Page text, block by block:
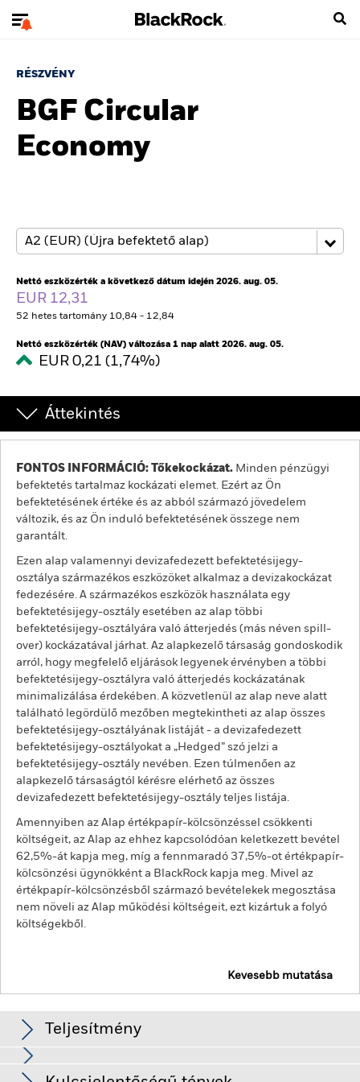
RÉSZVÉNY
BGF Circular
Economy
Nettó eszközérték a következő dátum idején 2026. aug. 05.
EUR 12,31
52 hetes tartomány 10,84 - 12,84
Nettó eszközérték (NAV) változása 1 nap alatt 2026. aug. 05.
EUR 0,21 (1,74%)
Áttekintés
FONTOS INFORMÁCIÓ: Tőkekockázat. Minden pénzügyi
befektetés tartalmaz kockázati elemet. Ezért az Ön
befektetésének értéke és az abból származó jövedelem
változik, és az Ön induló befektetésének összege nem
garantált.
Ezen alap valamennyi devizafedezett befektetésijegy-
osztálya származékos eszközöket alkalmaz a devizakockázat
fedezésére. A származékos eszközök használata egy
befektetésijegy-osztály esetében az alap többi
befektetésijegy-osztályára való átterjedés (más néven spill-
over) kockázatával járhat. Az alapkezelő társaság gondoskodik
arról, hogy megfelelő eljárások legyenek érvényben a többi
befektetésijegy-osztályra való átterjedés kockázatának
minimalizálása érdekében. A közvetlenül az alap neve alatt
található legördülő mezőben megtekintheti az alap összes
befektetésijegy-osztályának listáját - a devizafedezett
befektetésijegy-osztályokat a „Hedged” szó jelzi a
befektetésijegy-osztály nevében. Ezen túlmenően az
alapkezelő társaságtól kérésre elérhető az összes
devizafedezett befektetésijegy-osztály teljes listája.
Amennyiben az Alap értékpapír-kölcsönzéssel csökkenti
költségeit, az Alap az ehhez kapcsolódóan keletkezett bevétel
62,5%-át kapja meg, míg a fennmaradó 37,5%-ot értékpapír-
kölcsönzési ügynökként a BlackRock kapja meg. Mivel az
értékpapír-kölcsönzésből származó bevételekek megosztása
nem növeli az Alap működési költségeit, ezt kizártuk a folyó
költségekből.
Kevesebb mutatása
Teljesítmény
Diagram